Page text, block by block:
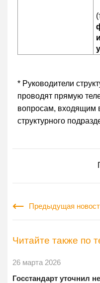
* Руководители
проводят прямую
вопросам, входящим
структурного
Предыдущая
Читайте также по
26 марта 2026
Госстандарт уточнил